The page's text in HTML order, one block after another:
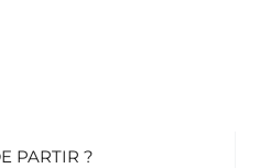
PARTIR ?